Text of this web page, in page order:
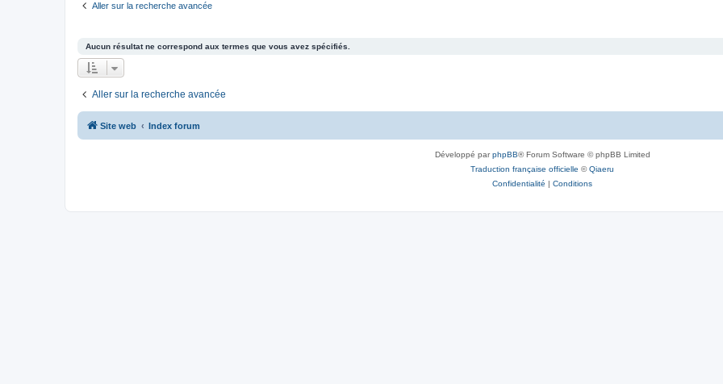
Aller sur la recherche avancée
Aucun résultat ne correspond aux termes que vous avez spécifiés.
Aller sur la recherche avancée
Site web Index forum
Développé parphpBB® Forum Software © phpBB Limited
Traduction française officielle ©Qiaeru
Confidentialité | Conditions